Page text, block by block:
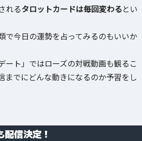
れるタロットカードは毎回変わるとい
で今日の運勢を占ってみるのもいいか
ート」ではローズの対戦動画も観るこ
までにどんな動きになるのか予習をし
信決定！